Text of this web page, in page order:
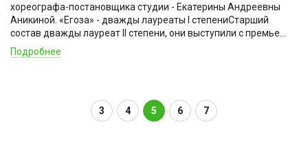
хореографа-постановщика студии - Екатерины Андреевны
Аникиной. «Егоза» - дважды лауреаты I степениСтарший
состав дважды лауреат II степени, они выступили с премье...
Подробнее
3 4 5 6 7